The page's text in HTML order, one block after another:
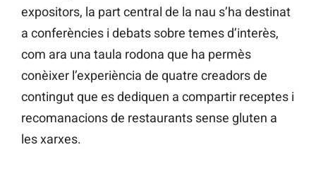
expositors, la part central de la nau s’ha destinat
a conferències i debats sobre temes d’interès,
com ara una taula rodona que ha permès
conèixer l’experiència de quatre creadors de
contingut que es dediquen a compartir receptes i
recomanacions de restaurants sense gluten a
les xarxes.